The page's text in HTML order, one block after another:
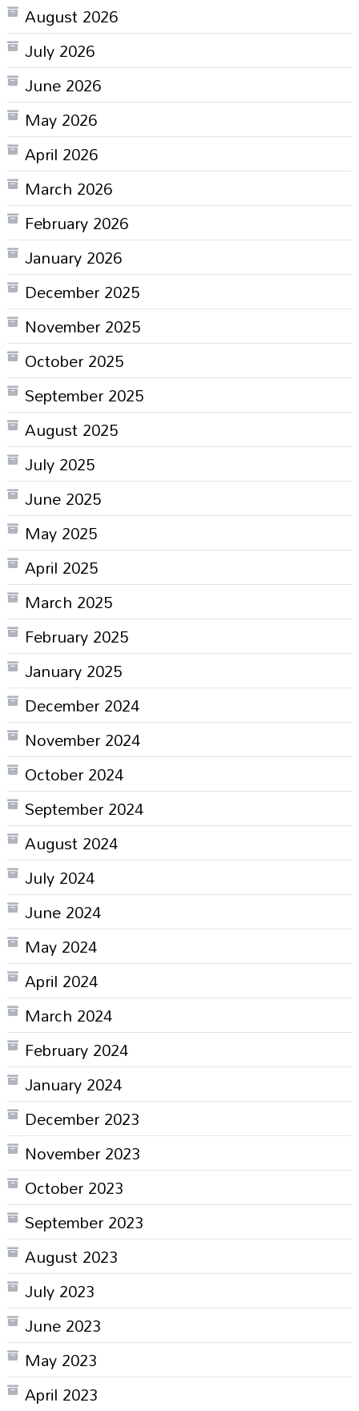
August 2026
July 2026
June 2026
May 2026
April 2026
March 2026
February 2026
January 2026
December 2025
November 2025
October 2025
September 2025
August 2025
July 2025
June 2025
May 2025
April 2025
March 2025
February 2025
January 2025
December 2024
November 2024
October 2024
September 2024
August 2024
July 2024
June 2024
May 2024
April 2024
March 2024
February 2024
January 2024
December 2023
November 2023
October 2023
September 2023
August 2023
July 2023
June 2023
May 2023
April 2023